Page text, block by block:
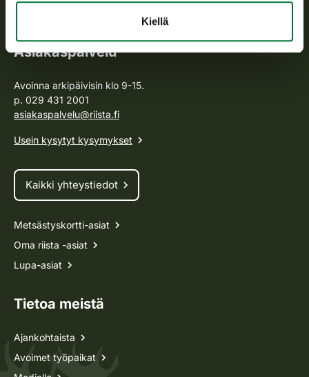
Kiellä
Tietoa meistä
Asiakaspalvelu
Avoinna arkipäivisin klo 9-15.
p. 029 431 2001
asiakaspalvelu@riista.fi
Usein kysytyt kysymykset
Kaikki yhteystiedot
Metsästyskortti-asiat
Oma riista -asiat
Lupa-asiat
Tietoa meistä
Ajankohtaista
Avoimet työpaikat